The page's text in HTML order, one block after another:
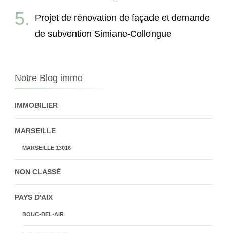
Projet de rénovation de façade et demande
de subvention Simiane-Collongue
Notre Blog immo
IMMOBILIER
MARSEILLE
MARSEILLE 13016
NON CLASSÉ
PAYS D'AIX
BOUC-BEL-AIR